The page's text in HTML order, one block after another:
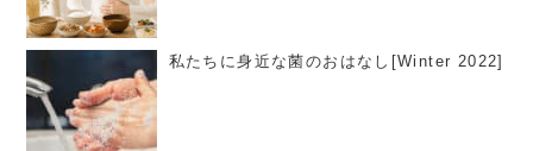
私たちに身近な菌のおはなし[Winter 2022]